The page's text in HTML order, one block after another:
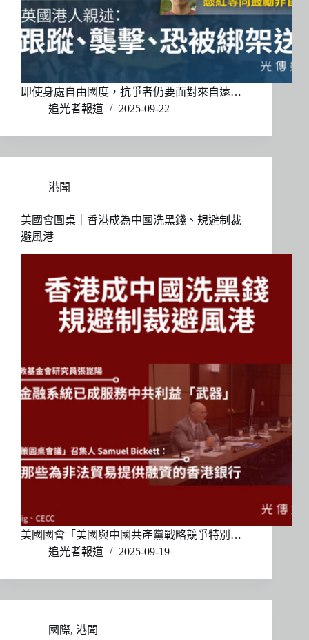
即使身處自由國度，抗爭者仍要面對來自遠…
追光者報道
2025-09-22
港聞
美國會圓桌｜香港成為中國洗黑錢、規避制裁
避風港
美國國會「美國與中國共產黨戰略競爭特別…
追光者報道
2025-09-19
國際, 港聞